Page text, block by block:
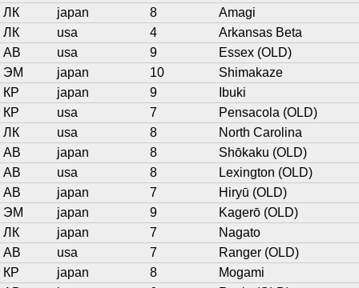
ЛК
japan 8
Amagi
ЛК
usa 4
Arkansas Beta
АВ
usa 9
Essex (OLD)
ЭМ
japan 10
Shimakaze
КР
japan 9
Ibuki
КР
usa 7
Pensacola (OLD)
ЛК
usa 8
North Carolina
АВ
japan 8
Shōkaku (OLD)
АВ
usa 8
Lexington (OLD)
АВ
japan 7
Hiryū (OLD)
ЭМ
japan 9
Kagerō (OLD)
ЛК
japan 7
Nagato
АВ
usa 7
Ranger (OLD)
КР
japan 8
Mogami